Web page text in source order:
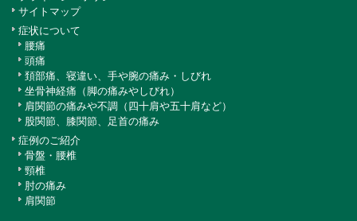
サイトマップ
症状について
腰痛
頭痛
頚部痛、寝違い、手や腕の痛み・しびれ
坐骨神経痛（脚の痛みやしびれ）
肩関節の痛みや不調（四十肩や五十肩など）
股関節、膝関節、足首の痛み
症例のご紹介
骨盤・腰椎
頸椎
肘の痛み
肩関節